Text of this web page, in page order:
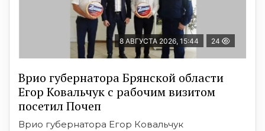
8 АВГУСТА 2026, 15:44 24
Врио губернатора Брянской области
Егор Ковальчук с рабочим визитом
посетил Почеп
Врио губернатора Егор Ковальчук